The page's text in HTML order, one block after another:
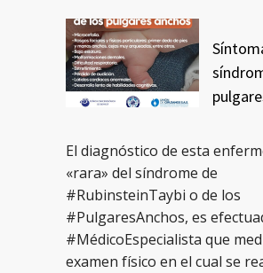
El diagnóstico de esta
«rara» del síndrome de
#RubinsteinTaybi o de los
#PulgaresAnchos, es
#MédicoEspecialista que
examen físico en el cual se